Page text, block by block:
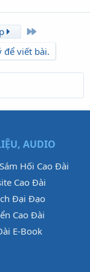
Last
để viết bài.
AUDIO
Hối Cao Đài
Cao Đài
Đại Đạo
Cao Đài
E-Book